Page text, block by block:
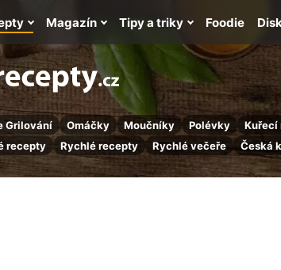
Grilování Omáčky Moučníky Polévky Kuřecí
recepty
Rychlé recepty Rychlé večeře Česká
Magazín Tipy a triky Foodie